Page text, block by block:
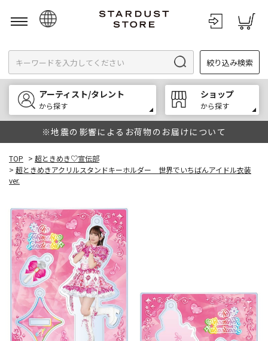
English
한국어
中文
絞り込み検索
アーティスト/タレント
から探す
ショップ
から探す
※地震の影響によるお荷物のお届けについて
TOP > 超ときめき♡宣伝部
> 超ときめきアクリルスタンドキーホルダー 世界でいちばんアイドル衣装
ver.